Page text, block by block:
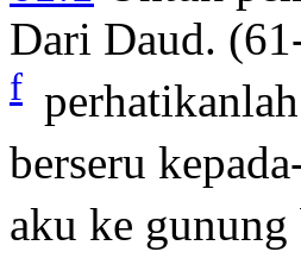
Dari Daud.
f
berseru
aku ke gunung